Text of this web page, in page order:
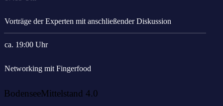
Vorträge der Experten mit anschließender Diskussion
ca. 19:00 Uhr
Networking mit Fingerfood
BodenseeMittelstand 4.0